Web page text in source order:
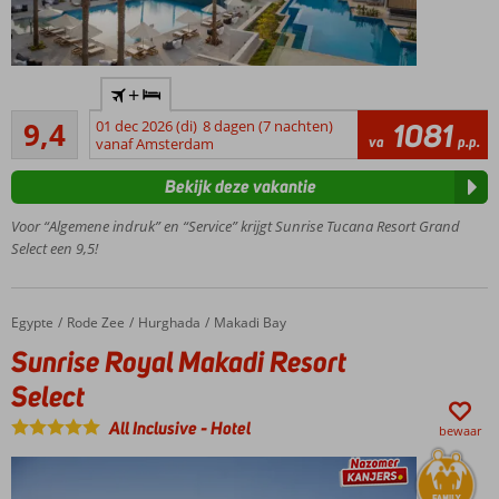
alles
ademt
luxe
uitzicht over
de baai van
Makadi
Posh
voor de
ultieme
vakantie-
ervaring
Verfijnde
9,4
Uitstekend
69
beoordelingen
+
01 dec 2026 (di) 8 dagen (7 nachten)
vanaf Amsterdam
va 1081 p.p.
Voor “Algemene indruk” en “Service” krijgt Sunrise Tucana Resort Grand
Select een 9,5!
Bekijk deze vakantie
Home
Egypte Rode Zee Hurghada Makadi Bay
Sunrise Royal Makadi Resort Select
Sunrise Royal Makadi Resort
Select
All Inclusive-Hotel bewaar